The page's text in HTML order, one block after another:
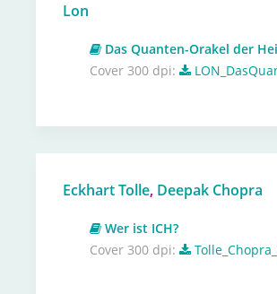
Lon
Das Quanten-Orakel der
Cover 300 dpi:
Eckhart Tolle, Deepak Chopra
Wer ist ICH?
Cover 300 dpi: